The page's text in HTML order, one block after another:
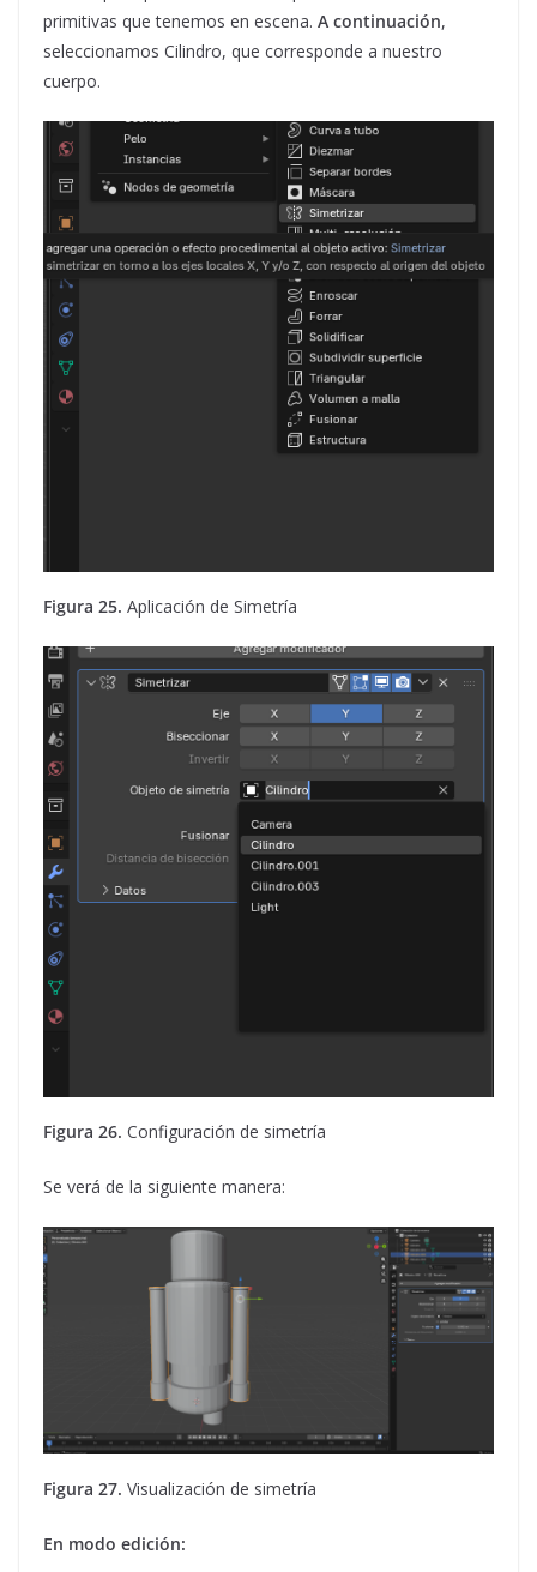
primitivas que tenemos en escena. A continuación,
seleccionamos Cilindro, que corresponde a nuestro
cuerpo.
Figura 25. Aplicación de Simetría
Figura 26. Configuración de simetría
Se verá de la siguiente manera:
Figura 27. Visualización de simetría
En modo edición: